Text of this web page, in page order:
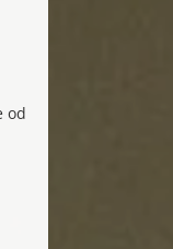
od